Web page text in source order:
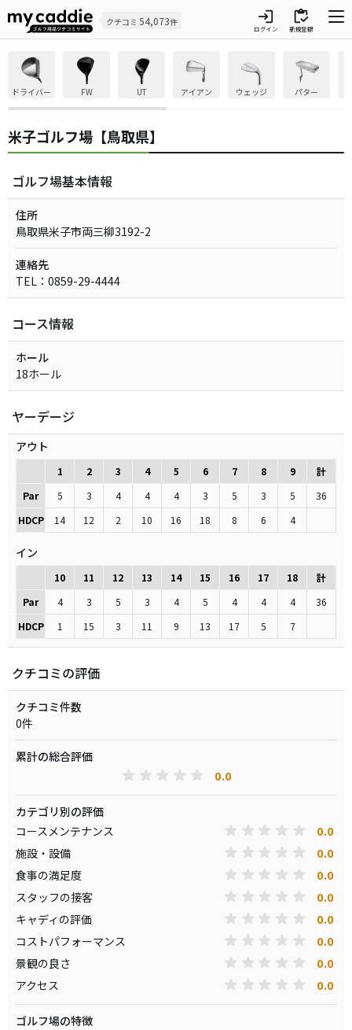
クチコミ 54,073件 login
ログイン
inventory
新規登録
ドライバー FW UT アイアン ウェッジ パター
米子ゴルフ場【鳥取県】
ゴルフ場基本情報
住所
鳥取県米子市両三柳3192-2
連絡先
TEL：0859-29-4444
コース情報
ホール
18ホール
ヤーデージ
アウト
1 2 3 4 5 6 7 8 9
計
Par
5 3 4 4 4 3 5 3 5
36
HDCP
14 12 2 10 16 18 8 6 4
イン
10 11 12 13 14 15 16 17 18
計
Par
4 3 5 3 4 5 4 4 4
36
HDCP
1 15 3 11 9 13 17 5 7
クチコミの評価
クチコミ件数
0件
累計の総合評価
0.0
カテゴリ別の評価
コースメンテナンス
0.0
施設・設備 0.0
食事の満足度 0.0
スタッフの接客 0.0
キャディの評価 0.0
コストパフォーマンス 0.0
景観の良さ 0.0
アクセス 0.0
ゴルフ場の特徴